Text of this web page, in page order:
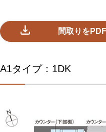
間取りを
A1タイプ：1DK